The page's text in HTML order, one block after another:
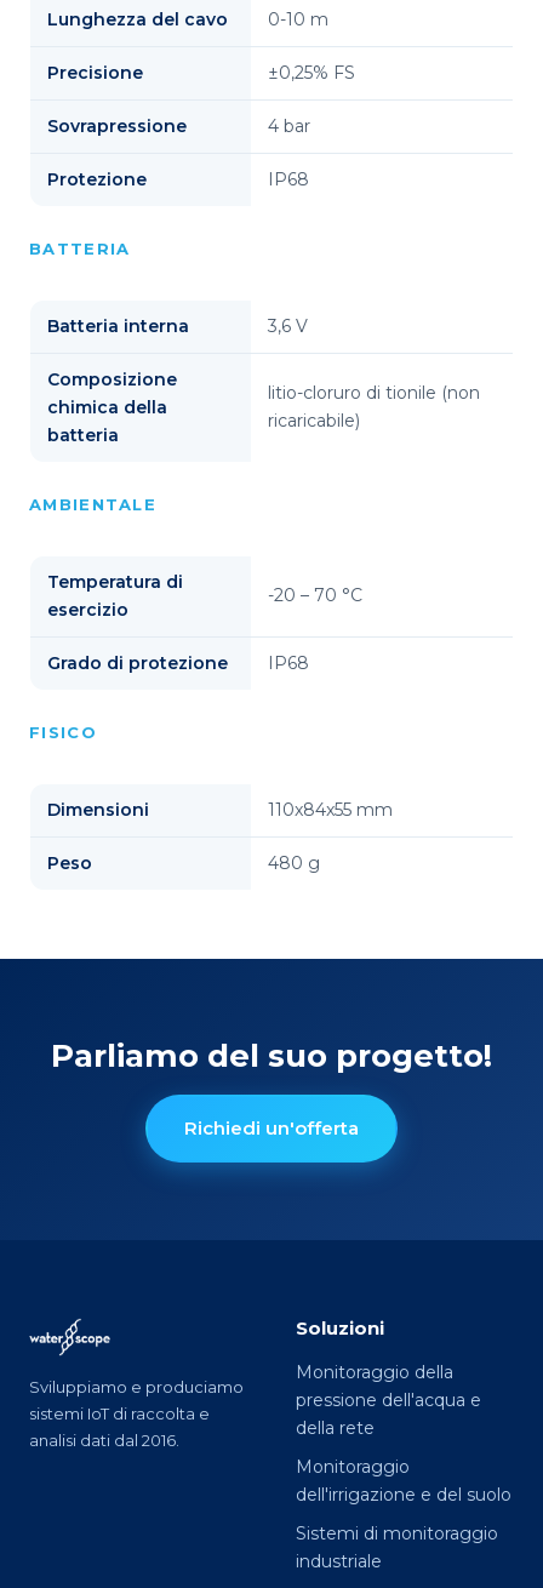
Lunghezza del cavo 0-10 m
Precisione ±0,25% FS
Sovrapressione 4 bar
Protezione IP68
BATTERIA
Batteria interna 3,6 V
Composizione
chimica della
batteria
litio-cloruro di tionile (non
ricaricabile)
AMBIENTALE
Temperatura di
esercizio
-20 – 70 °C
Grado di protezione IP68
FISICO
Dimensioni 110x84x55 mm
Peso 480 g
Parliamo del suo progetto!
Richiedi un'offerta
Sviluppiamo e produciamo
sistemi IoT di raccolta e
analisi dati dal 2016.
Soluzioni
Monitoraggio della
pressione dell'acqua e
della rete
Monitoraggio
dell'irrigazione e del suolo
Sistemi di monitoraggio
industriale